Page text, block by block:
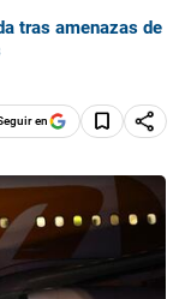
tras amenazas de
en